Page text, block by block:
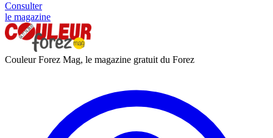
Consulter
le magazine
Couleur Forez Mag, le magazine gratuit du Forez